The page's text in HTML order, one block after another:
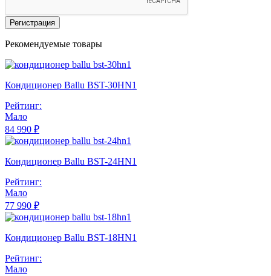
Регистрация
Рекомендуемые товары
Кондиционер Ballu BST-30HN1
Рейтинг:
Мало
84 990 ₽
Кондиционер Ballu BST-24HN1
Рейтинг:
Мало
77 990 ₽
Кондиционер Ballu BST-18HN1
Рейтинг:
Мало